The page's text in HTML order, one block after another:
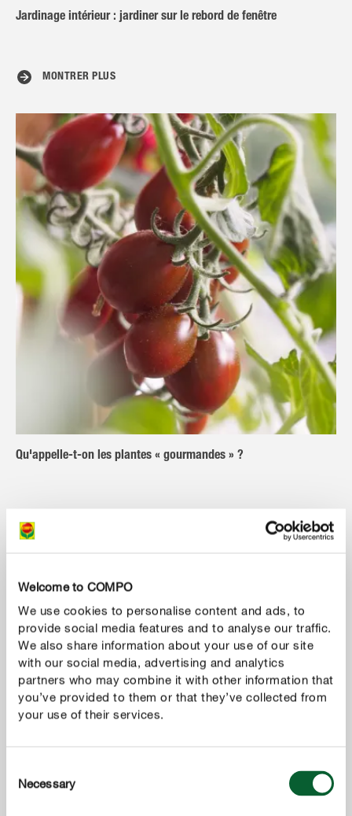
Welcome to COMPO
We use cookies to personalise content and ads, to
provide social media features and to analyse our traffic.
We also share information about your use of our site
with our social media, advertising and analytics
partners who may combine it with other information that
you’ve provided to them or that they’ve collected from
your use of their services.
Selection
Necessary
Jardinage intérieur : jardiner sur le rebord de fenêtre
MONTRER PLUS
Qu'appelle-t-on les plantes « gourmandes » ?